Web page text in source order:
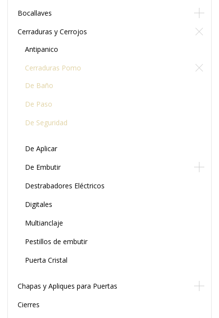
Bocallaves
Cerraduras y Cerrojos
Antipanico
Cerraduras Pomo
De Baño
De Paso
De Seguridad
De Aplicar
De Embutir
Destrabadores Eléctricos
Digitales
Multianclaje
Pestillos de embutir
Puerta Cristal
Chapas y Apliques para Puertas
Cierres